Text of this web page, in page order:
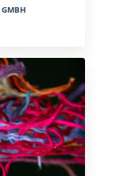
GMBH